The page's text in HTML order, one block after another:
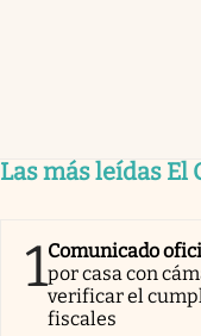
Las más leídas El
1Comunicado
por casa con
verificar el
fiscales